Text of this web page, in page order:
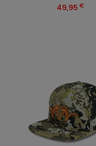
49,95 €